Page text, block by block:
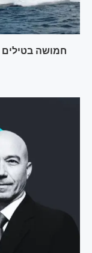
חמושה בטילים